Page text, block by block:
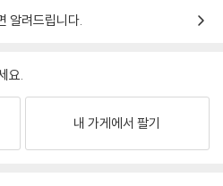
알려드립니다.
요.
내 가게에서 팔기